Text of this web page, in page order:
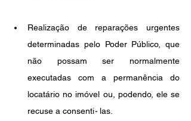
Realização de reparações urgentes
determinadas pelo Poder Público, que
não possam ser normalmente
executadas com a permanência do
locatário no imóvel ou, podendo, ele se
recuse a consenti- las.